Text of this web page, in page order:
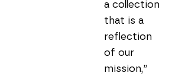
a collection
that is a
reflection
of our
mission,”